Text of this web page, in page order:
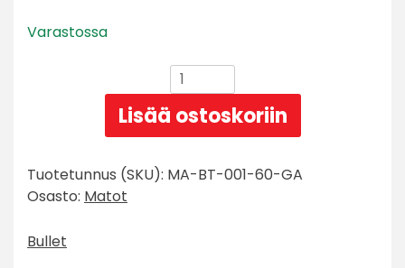
Varastossa
Bullet
Carpet
Gator
Dartsmatto
määrä
Lisää ostoskoriin
Tuotetunnus (SKU): MA-BT-001-60-GA
Osasto: Matot
Bullet